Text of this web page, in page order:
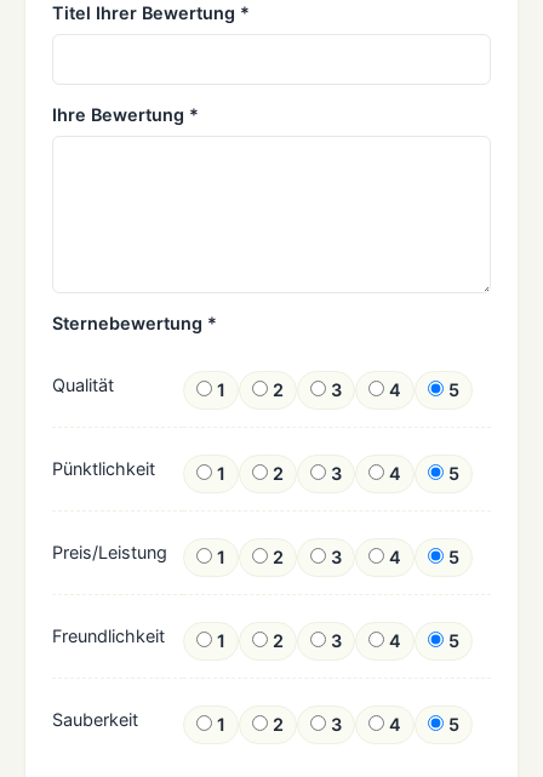
Titel Ihrer Bewertung *
Ihre Bewertung *
Sternebewertung *
Qualität 1 2 3 4 5
Pünktlichkeit 1 2 3 4 5
Preis/Leistung 1 2 3 4 5
Freundlichkeit 1 2 3 4 5
Sauberkeit 1 2 3 4 5